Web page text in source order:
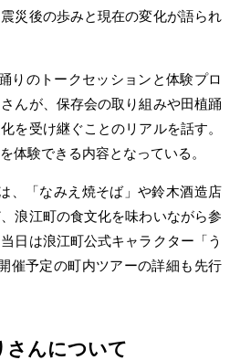
災後の歩みと現在の変化が語られ
りのトークセッションと体験プロ
んが、保存会の取り組みや田植踊
を受け継ぐことのリアルを話す。
体験できる内容となっている。
、「なみえ焼そば」や鈴木酒造店
浪江町の食文化を味わいながら参
日は浪江町公式キャラクター「う
催予定の町内ツアーの詳細も先行
さんについて